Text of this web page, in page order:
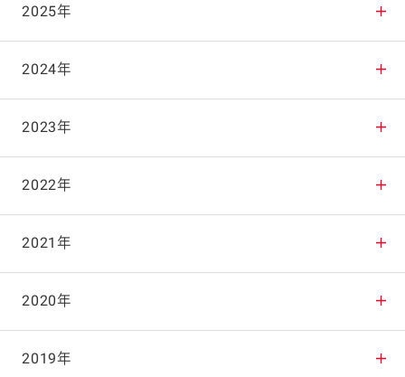
2025年
2025年12月
2025年11月
2025年10月
2025年9月
2025年8月
2025年7月
2024年
2024年12月
2024年11月
2024年10月
2024年9月
2024年8月
2023年
2023年12月
2023年11月
2023年10月
2023年9月
2022年
2022年12月
2022年11月
2022年10月
2021年
2021年12月
2021年11月
2020年
2020年12月
2019年